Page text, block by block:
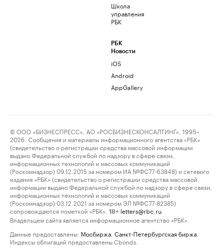
Школа
управления
РБК
РБК
Новости
iOS
Android
AppGallery
© ООО «БИЗНЕСПРЕСС», АО «РОСБИЗНЕСКОНСАЛТИНГ», 1995–
2026. Сообщения и материалы информационного агентства «РБК»
(свидетельство о регистрации средства массовой информации
выдано Федеральной службой по надзору в сфере связи,
информационных технологий и массовых коммуникаций
(Роскомнадзор) 09.12.2015 за номером ИА №ФС77-63848) и сетевого
издания «РБК» (свидетельство о регистрации средства массовой
информации выдано Федеральной службой по надзору в сфере связи,
информационных технологий и массовых коммуникаций
(Роскомнадзор) 03.12.2021 за номером ЭЛ №ФС77-82385)
сопровождаются пометкой «РБК».
18+ letters@rbc.ru
Владельцем сайта является информационное агентство «РБК».
Данные предоставлены: Мосбиржа Санкт-Петербургская биржа
Индексы облигаций предоставлены Cbonds.